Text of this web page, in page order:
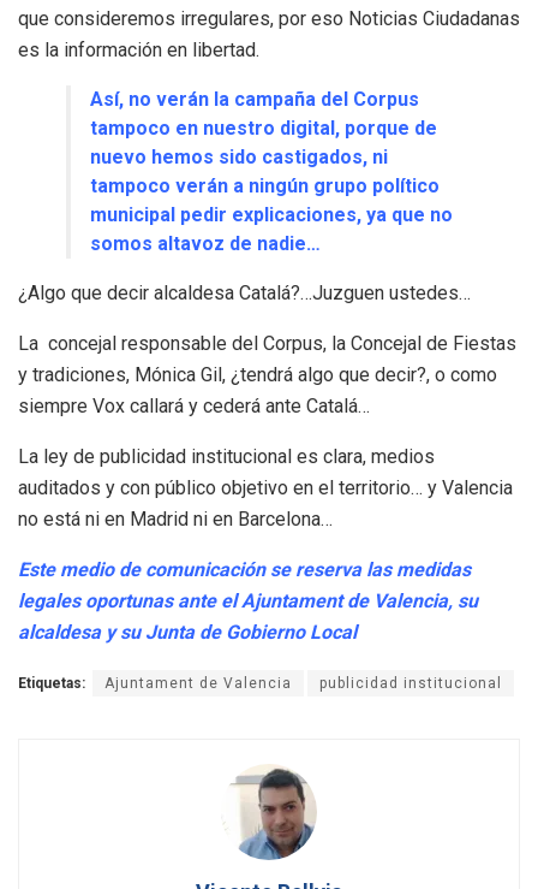
que consideremos irregulares, por eso Noticias Ciudadanas
es la información en libertad.
Así, no verán la campaña del Corpus
tampoco en nuestro digital, porque de
nuevo hemos sido castigados, ni
tampoco verán a ningún grupo político
municipal pedir explicaciones, ya que no
somos altavoz de nadie…
¿Algo que decir alcaldesa Catalá?…Juzguen ustedes…
La concejal responsable del Corpus, la Concejal de Fiestas
y tradiciones, Mónica Gil, ¿tendrá algo que decir?, o como
siempre Vox callará y cederá ante Catalá…
La ley de publicidad institucional es clara, medios
auditados y con público objetivo en el territorio… y Valencia
no está ni en Madrid ni en Barcelona…
Este medio de comunicación se reserva las medidas
legales oportunas ante el Ajuntament de Valencia, su
alcaldesa y su Junta de Gobierno Local
Etiquetas: Ajuntament de Valencia publicidad institucional